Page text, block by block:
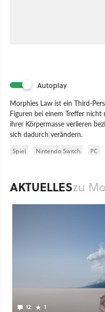
Autoplay
Morphies Law ist ein Third-
Figuren bei einem Treffer nicht
ihrer Körpermasse verlieren
sich dadurch verändern.
Spiel Nintendo Switch PC
AKTUELLESzu
12 1